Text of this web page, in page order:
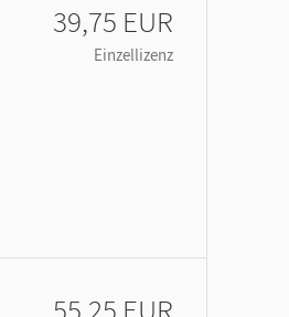
39,75 EUR
Einzellizenz
55,25 EUR